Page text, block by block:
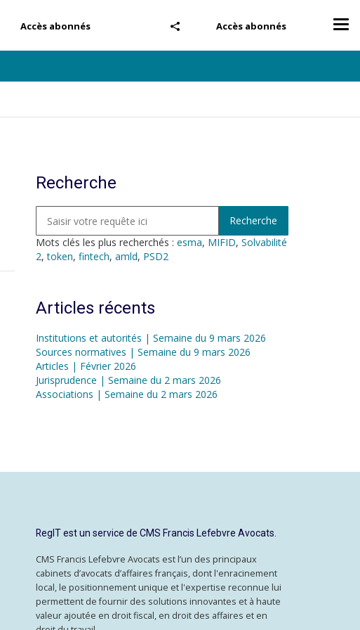
Accès abonnés
Accès abonnés
Recherche
Mots clés les plus recherchés : esma, MIFID, Solvabilité
2,token, fintech, amld, PSD2
Articles récents
Institutions et autorités | Semaine du 9 mars 2026
Sources normatives | Semaine du 9 mars 2026
Articles | Février 2026
Jurisprudence | Semaine du 2 mars 2026
Associations | Semaine du 2 mars 2026
RegIT est un service de CMS Francis Lefebvre Avocats.
CMS Francis Lefebvre Avocats est l’un des principaux
cabinets d’avocats d’affaires français, dont l'enracinement
local, le positionnement unique et l'expertise reconnue lui
permettent de fournir des solutions innovantes et à haute
valeur ajoutée en droit fiscal, en droit des affaires et en